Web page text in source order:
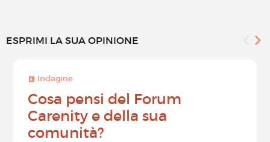
ESPRIMI LA SUA OPINIONE
Indagine
Cosa pensi del Forum
Carenity e della sua
comunità?